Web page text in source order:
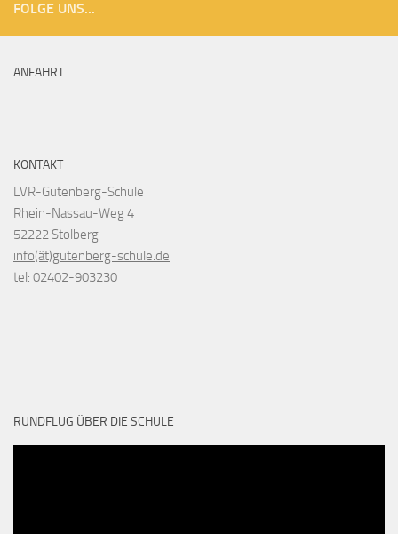
FOLGE UNS...
ANFAHRT
KONTAKT
LVR-Gutenberg-Schule
Rhein-Nassau-Weg 4
52222 Stolberg
info(ät)gutenberg-schule.de
tel: 02402-903230
RUNDFLUG ÜBER DIE SCHULE